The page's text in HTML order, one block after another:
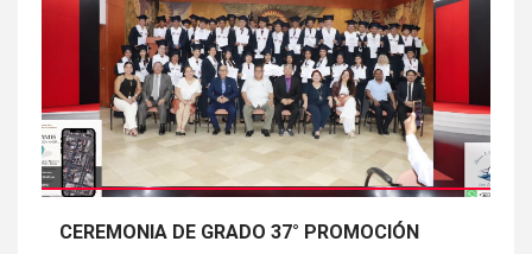
CEREMONIA DE GRADO 37° PROMOCIÓN